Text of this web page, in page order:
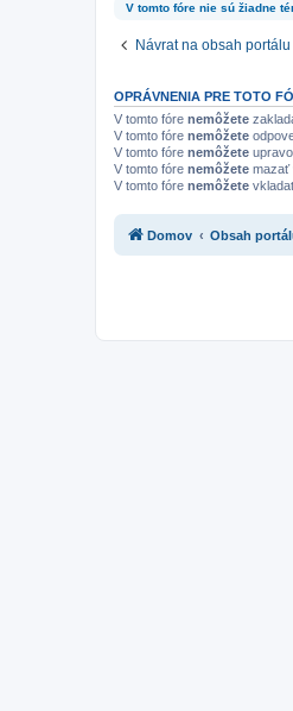
V tomto fóre nie sú žiadne
Návrat na obsah portálu
OPRÁVNENIA PRE TOTO
V tomto fóre nemôžete
V tomto fóre nemôžete
V tomto fóre nemôžete
V tomto fóre nemôžete mazať
V tomto fóre nemôžete
Domov Obsah